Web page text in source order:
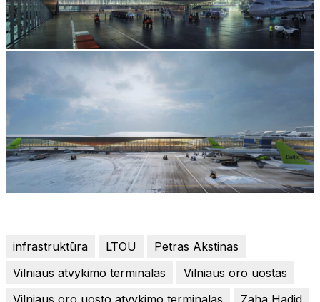
infrastruktūra LTOU
Petras Akstinas
Vilniaus atvykimo terminalas
Vilniaus oro uostas
Vilniaus oro uosto atvykimo terminalas
Zaha Hadid